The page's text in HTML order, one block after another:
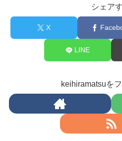
シェア
X
LINE
keihiramatsuを